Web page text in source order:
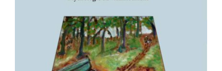
LE TEMPS DES VIEUX ET L’ESPACE
DU GRAND ÂGE – Psychologie du
vieillissement